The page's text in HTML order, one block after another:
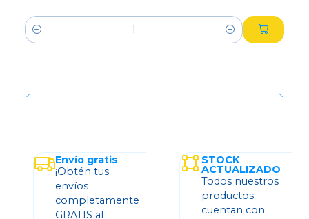
Cantidad
Envío gratis
¡Obtén tus
envíos
completamente
GRATIS al
STOCK
ACTUALIZADO
Todos nuestros
productos
cuentan con